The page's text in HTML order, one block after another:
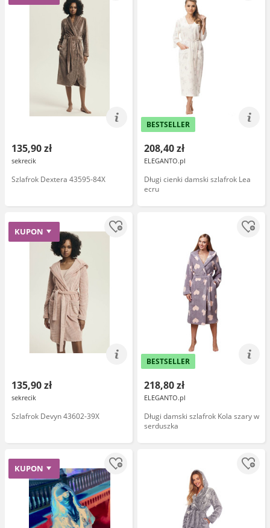
135,90 zł
sekrecik
Szlafrok Dextera 43595-84X
BESTSELLER
208,40 zł
ELEGANTO.pl
Długi cienki damski szlafrok Lea
ecru
KUPON
135,90 zł
sekrecik
Szlafrok Devyn 43602-39X
BESTSELLER
218,80 zł
ELEGANTO.pl
Długi damski szlafrok Kola szary w
serduszka
KUPON